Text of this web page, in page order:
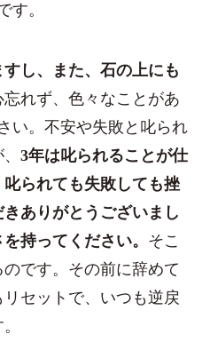
す。
し、また、石の上にも
れず、色々なことがあ
い。不安や失敗と叱られ
3年は叱られることが仕
叱られても失敗しても挫
ありがとうございまし
持ってください。 そこ
です。その前に辞めて
セットで、いつも逆戻